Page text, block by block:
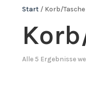
Start/ Korb/Tasche
Alle 5 Ergebnisse